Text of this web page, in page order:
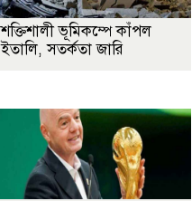
শক্তিশালী ভূমিকম্পে কাঁপল
ইতালি, সতর্কতা জারি